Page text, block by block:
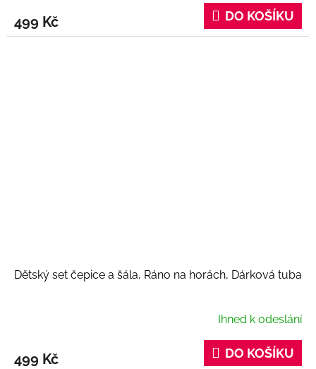
499 Kč DO KOŠÍKU
Dětský set čepice a šála, Ráno na horách, Dárková tuba
Ihned k odeslání
499 Kč DO KOŠÍKU